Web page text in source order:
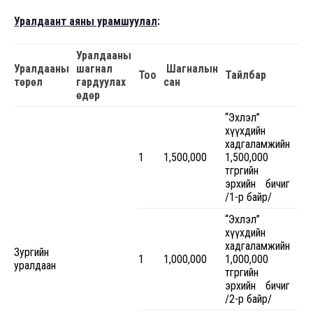
Уралдаант аяны урамшуулал:
Уралдааны
төрөл
Уралдааны
шагнал
гардуулах
өдөр
Тоо
Шагналын
сан
Тайлбар
Зургийн
уралдаан
1 1,500,000
“Эхлэл”
хүүхдийн
хадгаламжийн
1,500,000
төгрөгийн
эрхийн бичиг
/1-р байр/
1 1,000,000
“Эхлэл”
хүүхдийн
хадгаламжийн
1,000,000
төгрөгийн
эрхийн бичиг
/2-р байр/